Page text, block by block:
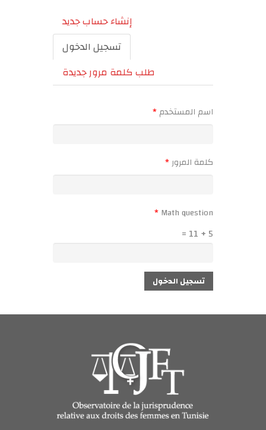
التبويبات الأساسيةإنشاء حساب جديد
تسجيل الدخول
التبويب
طلب كلمة مرور جديدة
‏اسم المستخدم ‏*
‏كلمة المرور ‏*
*
5 + 11 =
تسجيل الدخول